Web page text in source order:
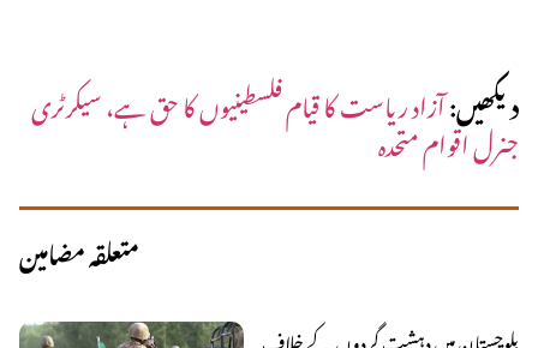
دیکھیں:آزاد ریاست کا قیام فلسطینیوں کا حق ہے، سیکرٹری
جنرل اقوام متحدہ
متعلقہ مضامین